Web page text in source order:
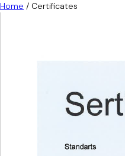
Home / Certificates